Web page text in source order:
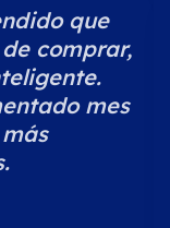
que
comprar,
mes